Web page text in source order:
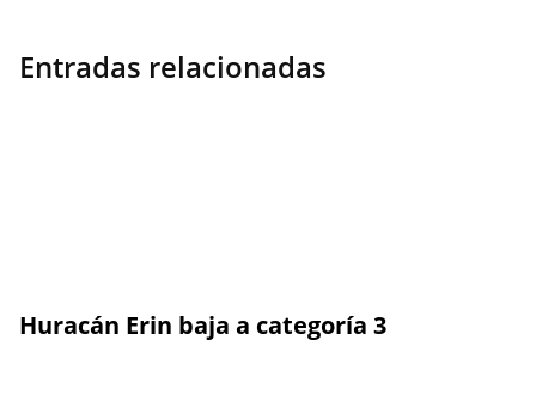
Entradas relacionadas
Huracán Erin baja a categoría 3